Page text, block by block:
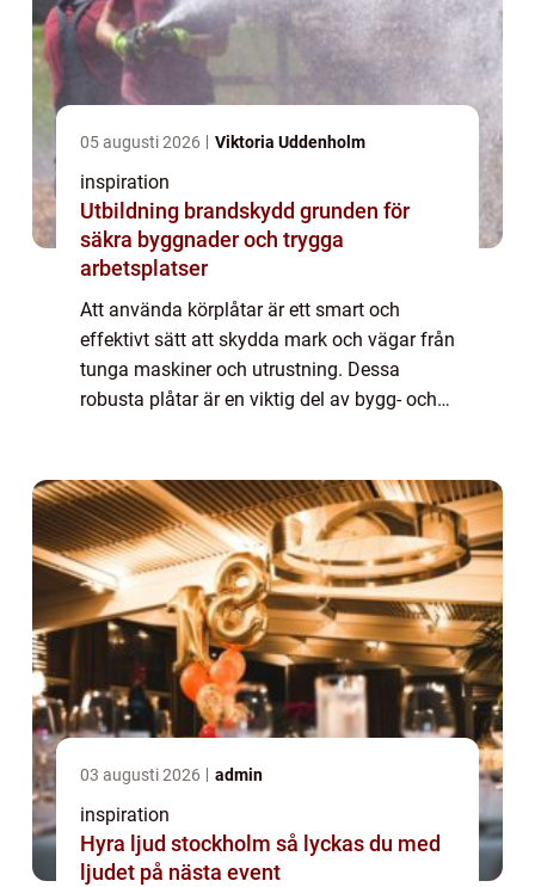
05 augusti 2026 Viktoria Uddenholm
inspiration
Utbildning brandskydd grunden för
säkra byggnader och trygga
arbetsplatser
Att använda körplåtar är ett smart och
effektivt sätt att skydda mark och vägar från
tunga maskiner och utrustning. Dessa
robusta plåtar är en viktig del av bygg- och
03 augusti 2026 admin
inspiration
Hyra ljud stockholm så lyckas du med
ljudet på nästa event